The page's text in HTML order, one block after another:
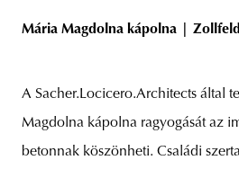
Mária Magdolna kápolna |
A Sacher.Locicero.Architects által
Magdolna kápolna ragyogását az
betonnak köszönheti. Családi